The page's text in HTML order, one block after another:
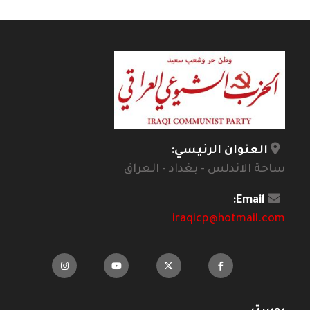
العنوان الرئيسي:
ساحة الاندلس - بغداد - العراق
Email:
iraqicp@hotmail.com